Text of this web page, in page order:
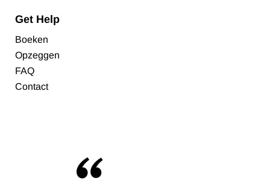
Get Help
Boeken
Opzeggen
FAQ
Contact